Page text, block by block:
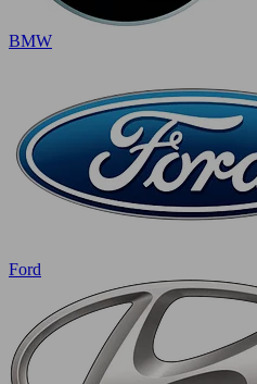
BMW
Ford